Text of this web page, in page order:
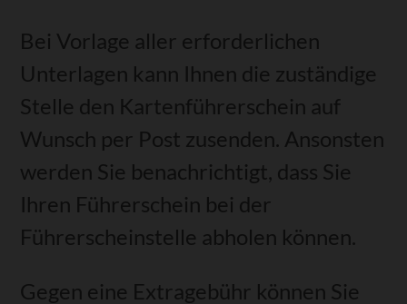
Bei Vorlage aller erforderlichen
Unterlagen kann Ihnen die zuständige
Stelle den Kartenführerschein auf
Wunsch per Post zusenden. Ansonsten
werden Sie benachrichtigt, dass Sie
Ihren Führerschein bei der
Führerscheinstelle abholen können.
Gegen eine Extragebühr können Sie